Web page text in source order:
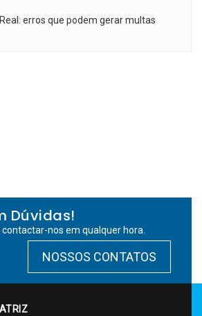
Real: erros que podem gerar multas
Dúvidas!
nos em qualquer hora.
NOSSOS CONTATOS